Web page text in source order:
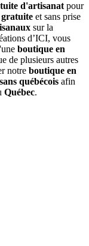
d'artisanat pour
gratuite et sans prise
sur la
d’ICI, vous
boutique en
de plusieurs autres
notre boutique en
québécois afin
Québec.